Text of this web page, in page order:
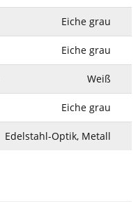
Eiche grau
Eiche grau
Weiß
Eiche grau
Edelstahl-Optik, Metall